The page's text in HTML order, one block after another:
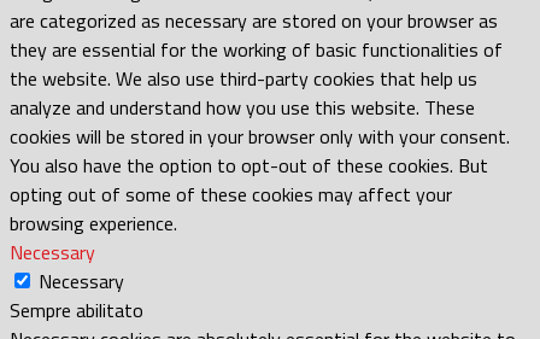
are categorized as necessary are stored on your browser as
they are essential for the working of basic functionalities of
the website. We also use third-party cookies that help us
analyze and understand how you use this website. These
cookies will be stored in your browser only with your consent.
You also have the option to opt-out of these cookies. But
opting out of some of these cookies may affect your
browsing experience.
Necessary
Necessary
Sempre abilitato